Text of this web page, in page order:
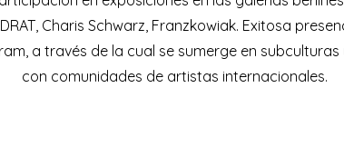
Charis Schwarz, Franzkowiak. Exitosa
a través de la cual se sumerge en subculturas
con comunidades de artistas internacionales.